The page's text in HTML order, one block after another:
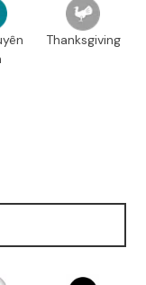
Thanksgiving